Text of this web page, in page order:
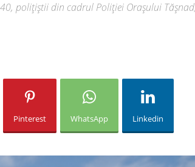
polițiștii din cadrul Poliției Orașului
Pinterest WhatsApp Linkedin